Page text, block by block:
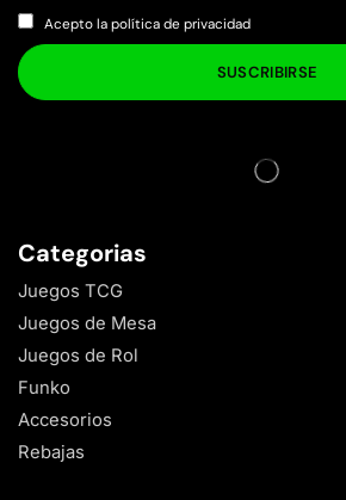
Acepto la política de privacidad
Categorias
Juegos TCG
Juegos de Mesa
Juegos de Rol
Funko
Accesorios
Rebajas